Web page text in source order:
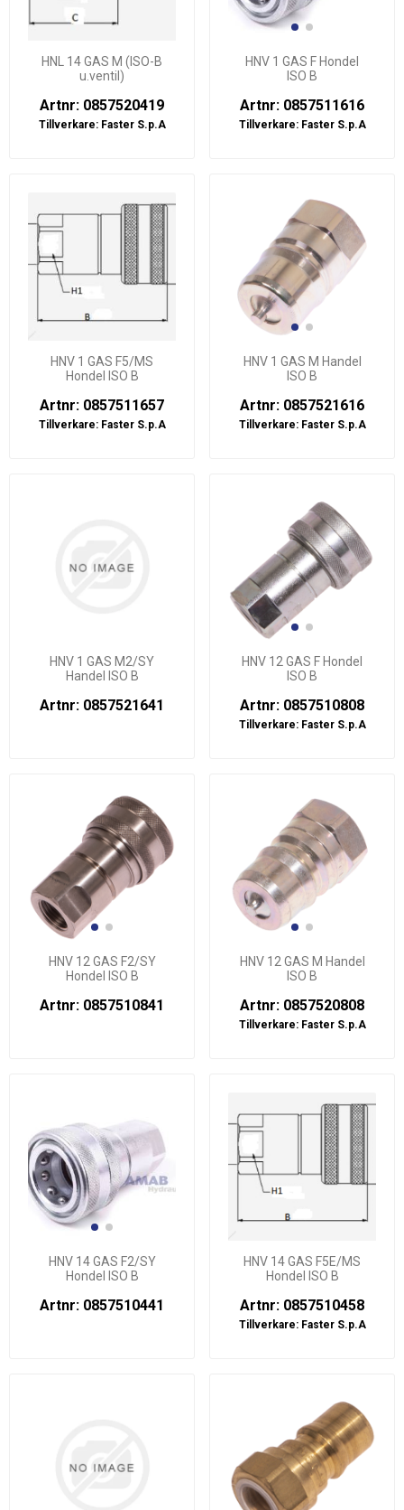
HNL 14 GAS M (ISO-B
u.ventil)
Artnr: 0857520419
Tillverkare: Faster S.p.A
HNV 1 GAS F Hondel
ISO B
Artnr: 0857511616
Tillverkare: Faster S.p.A
HNV 1 GAS F5/MS
Hondel ISO B
Artnr: 0857511657
Tillverkare: Faster S.p.A
HNV 1 GAS M Handel
ISO B
Artnr: 0857521616
Tillverkare: Faster S.p.A
HNV 1 GAS M2/SY
Handel ISO B
Artnr: 0857521641
HNV 12 GAS F Hondel
ISO B
Artnr: 0857510808
Tillverkare: Faster S.p.A
HNV 12 GAS F2/SY
Hondel ISO B
Artnr: 0857510841
HNV 12 GAS M Handel
ISO B
Artnr: 0857520808
Tillverkare: Faster S.p.A
HNV 14 GAS F2/SY
Hondel ISO B
Artnr: 0857510441
HNV 14 GAS F5E/MS
Hondel ISO B
Artnr: 0857510458
Tillverkare: Faster S.p.A